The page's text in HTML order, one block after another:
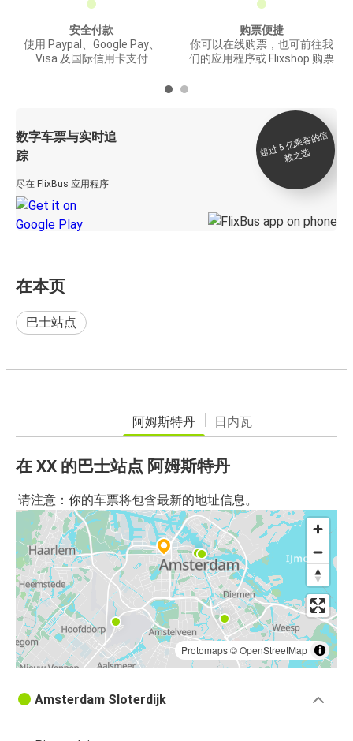
安全付款
使用 Paypal、Google Pay、
Visa 及国际信用卡支付
购票便捷
你可以在线购票，也可前往我
们的应用程序或 Flixshop 购票
数字车票与实时追
踪
尽在 FlixBus 应用程序
超
过 5
亿
乘
客
的
信
赖
之
选
在本页
巴士站点
阿姆斯特丹 日内瓦
在 XX 的巴士站点 阿姆斯特丹
请注意：你的车票将包含最新的地址信息。
Protomaps©OpenStreetMap
Amsterdam Sloterdijk